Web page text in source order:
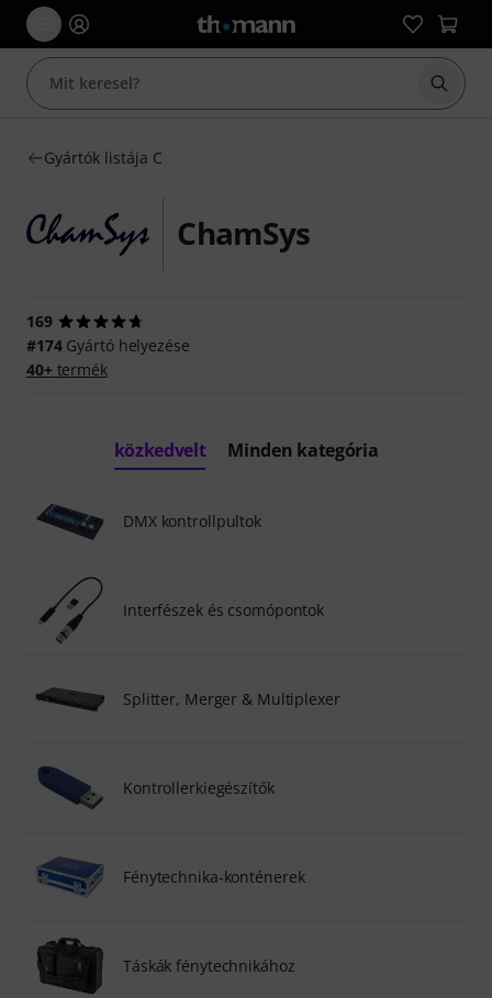
Gyártók listája C
ChamSys
169
#174Gyártó helyezése
40+termék
közkedvelt Minden kategória
DMX kontrollpultok
Interfészek és csomópontok
Splitter, Merger & Multiplexer
Kontrollerkiegészítők
Fénytechnika-konténerek
Táskák fénytechnikához